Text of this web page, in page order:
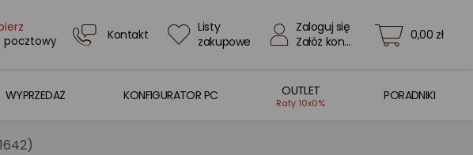
pocztowy
Kontakt
Listy
zakupowe
Zaloguj się
Załóż konto
0,00 zł
WYPRZEDAŻ KONFIGURATOR PC OUTLET
Raty 10x0%
PORADNIKI